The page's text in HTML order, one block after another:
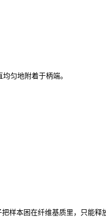
匀地附着于柄端。
样本困在纤维基质里，只能释